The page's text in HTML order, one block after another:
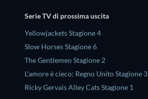
Serie TV di prossima uscita
Yellowjackets Stagione 4
Slow Horses Stagione 6
The Gentlemen Stagione 2
L'amore è cieco: Regno Unito Stagione 3
Ricky Gervais Alley Cats Stagione 1